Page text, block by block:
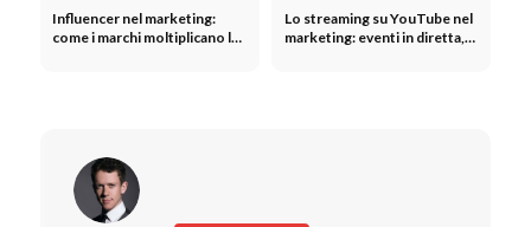
Influencer nel marketing:
come i marchi moltiplicano la
Lo streaming su YouTube nel
marketing: eventi in diretta,